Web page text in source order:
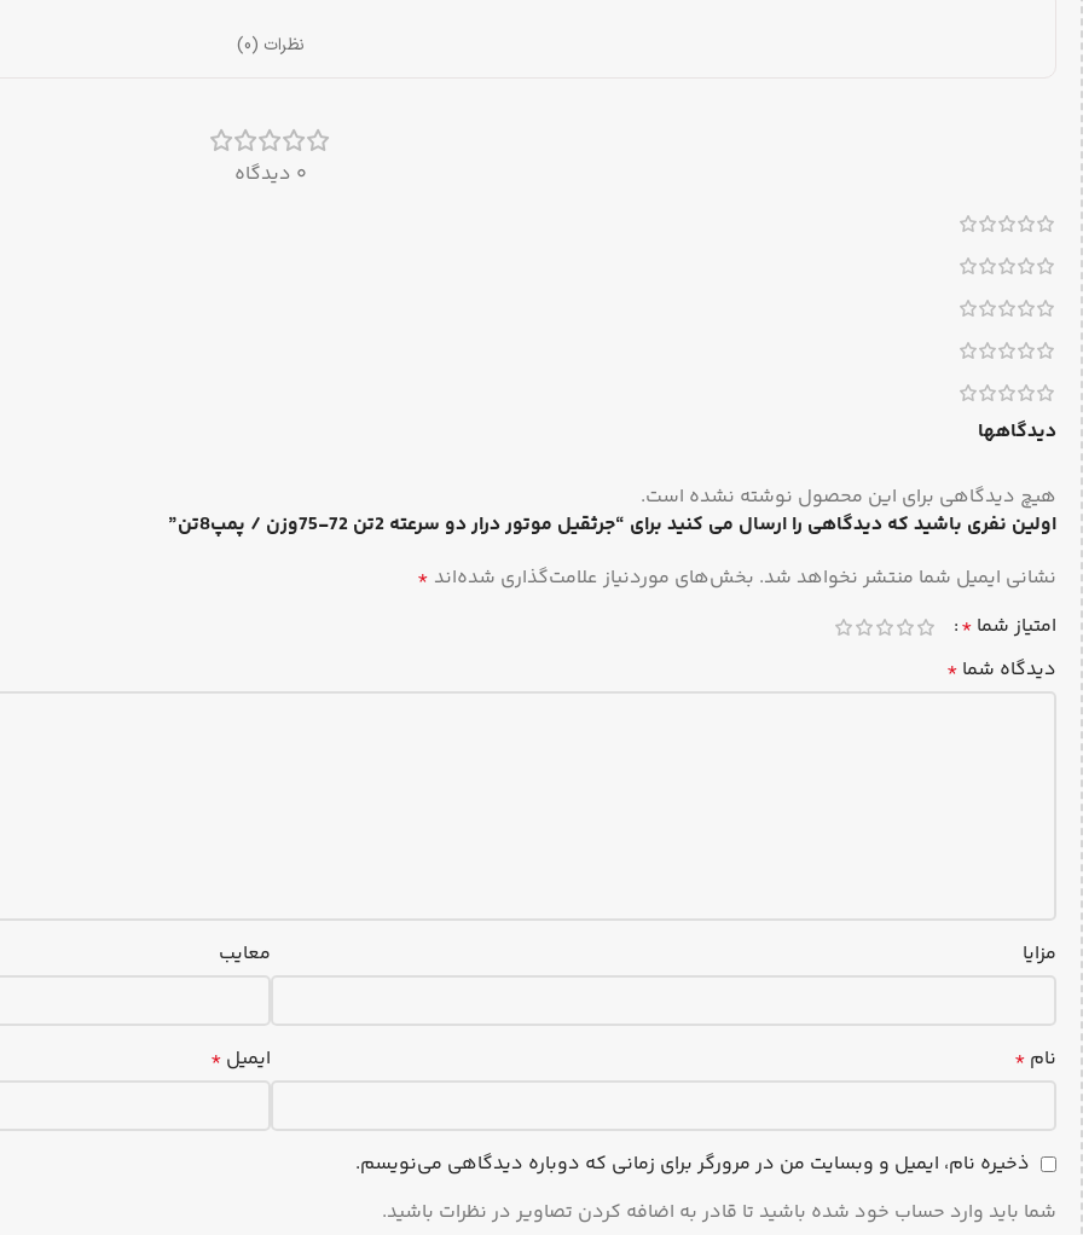
نظرات (0)
0 دیدگاه
دیدگاهها
هیچ دیدگاهی برای این محصول نوشته نشده است.
اولین نفری باشید که دیدگاهی را ارسال می کنید برای “جرثقیل موتور درار دو سرعته 2تن 72-75وزن / پمپ8تن”
نشانی ایمیل شما منتشر نخواهد شد. بخش‌های موردنیاز علامت‌گذاری شده‌اند *
امتیاز شما *
دیدگاه شما *
مزایا معایب
نام * ایمیل *
ذخیره نام، ایمیل و وبسایت من در مرورگر برای زمانی که دوباره دیدگاهی می‌نویسم.
شما باید وارد حساب خود شده باشید تا قادر به اضافه کردن تصاویر در نظرات باشید.